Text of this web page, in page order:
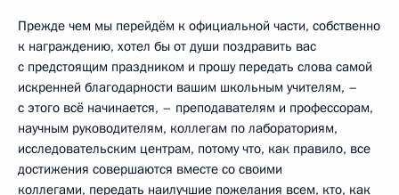
Прежде чем мы перейдём к официальной части, собственно
к награждению, хотел бы от души поздравить вас
с предстоящим праздником и прошу передать слова самой
искренней благодарности вашим школьным учителям, –
с этого всё начинается, – преподавателям и профессорам,
научным руководителям, коллегам по лабораториям,
исследовательским центрам, потому что, как правило, все
достижения совершаются вместе со своими
коллегами, передать наилучшие пожелания всем, кто, как